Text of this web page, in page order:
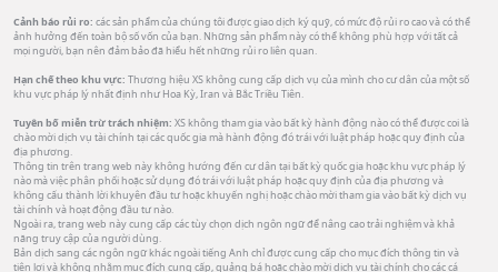
Cảnh báo rủi ro: các sản phẩm của chúng tôi được giao dịch ký quỹ, có mức độ rủi ro cao và có thể
ảnh hưởng đến toàn bộ số vốn của bạn. Những sản phẩm này có thể không phù hợp với tất cả
mọi người, bạn nên đảm bảo đã hiểu hết những rủi ro liên quan.
Hạn chế theo khu vực: Thương hiệu XS không cung cấp dịch vụ của mình cho cư dân của một số
khu vực pháp lý nhất định như Hoa Kỳ, Iran và Bắc Triều Tiên.
Tuyên bố miễn trừ trách nhiệm: XS không tham gia vào bất kỳ hành động nào có thể được coi là
chào mời dịch vụ tài chính tại các quốc gia mà hành động đó trái với luật pháp hoặc quy định của
địa phương.
Thông tin trên trang web này không hướng đến cư dân tại bất kỳ quốc gia hoặc khu vực pháp lý
nào mà việc phân phối hoặc sử dụng đó trái với luật pháp hoặc quy định của địa phương và
không cấu thành lời khuyên đầu tư hoặc khuyến nghị hoặc chào mời tham gia vào bất kỳ dịch vụ
tài chính và hoạt động đầu tư nào.
Ngoài ra, trang web này cung cấp các tùy chọn dịch ngôn ngữ để nâng cao trải nghiệm và khả
năng truy cập của người dùng.
Bản dịch sang các ngôn ngữ khác ngoài tiếng Anh chỉ được cung cấp cho mục đích thông tin và
tiện lợi và không nhằm mục đích cung cấp, quảng bá hoặc chào mời dịch vụ tài chính cho các cá